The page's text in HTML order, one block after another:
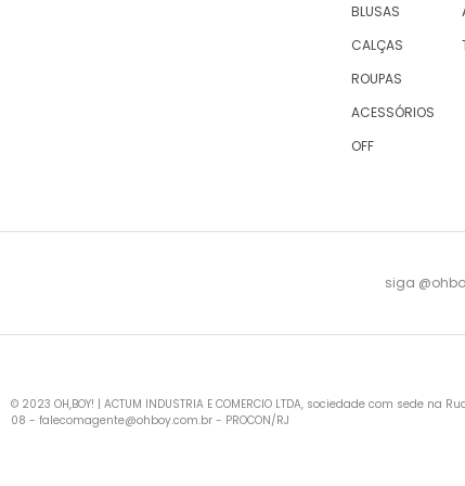
BLUSAS
CALÇAS
ROUPAS
ACESSÓRIOS
OFF
siga
© 2023 OH,BOY! | ACTUM INDUSTRIA E COMERCIO LTDA, sociedade com sede
08 - falecomagente@ohboy.com.br - PROCON/RJ